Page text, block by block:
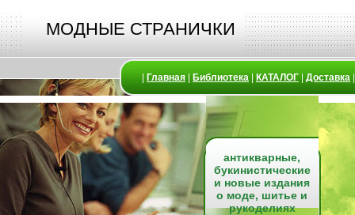
МОДНЫЕ СТРАНИЧКИ
Главная Библиотека КАТАЛОГ Доставка
антикварные,
букинистические
и новые издания
о моде, шитье и
рукоделиях